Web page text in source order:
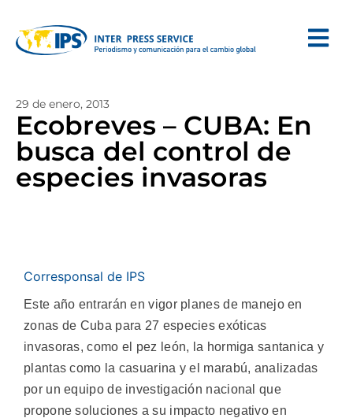
29 de enero, 2013
Ecobreves – CUBA: En
busca del control de
especies invasoras
Corresponsal de IPS
Este año entrarán en vigor planes de manejo en
zonas de Cuba para 27 especies exóticas
invasoras, como el pez león, la hormiga santanica y
plantas como la casuarina y el marabú, analizadas
por un equipo de investigación nacional que
propone soluciones a su impacto negativo en